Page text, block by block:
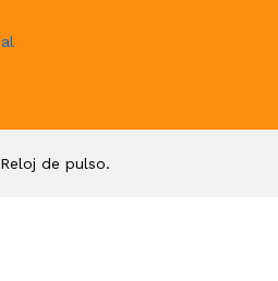
Reloj de pulso.